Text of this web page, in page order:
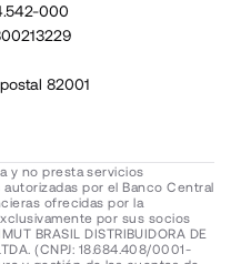
000
82001
y no presta servicios
por el Banco Central
ofrecidas por la
por sus socios
BRASIL DISTRIBUIDORA DE
(CNPJ: 18.684.408/0001-